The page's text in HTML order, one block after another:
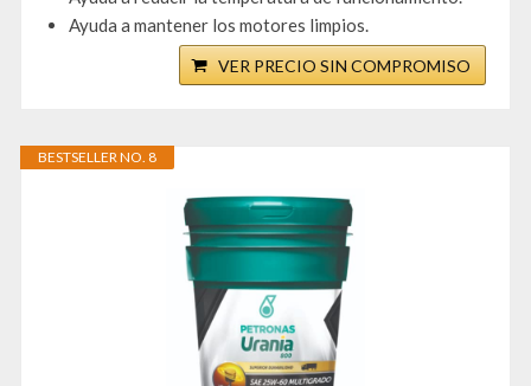
Ayuda a mantener los motores limpios.
VER PRECIO SIN COMPROMISO
BESTSELLER NO. 8